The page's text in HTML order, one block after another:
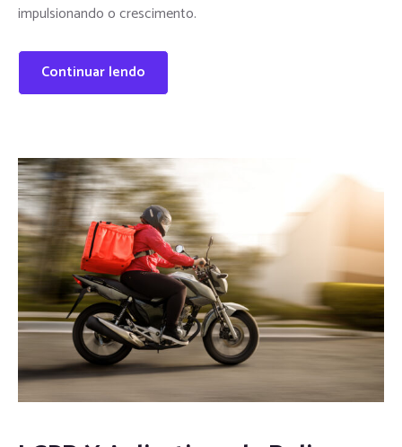
impulsionando o crescimento.
Continuar lendo